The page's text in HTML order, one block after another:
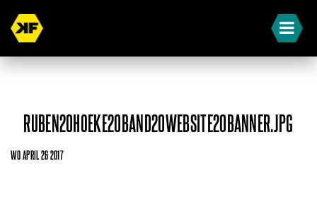
RUBEN20HOEKE20BAND20WEBSITE20BANNER.JPG
WO APRIL 26 2017